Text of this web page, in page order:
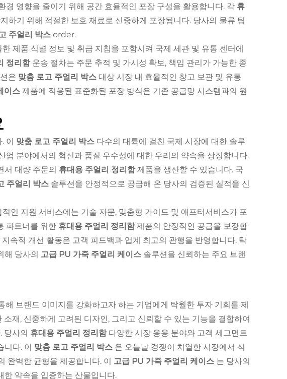
경 영향을 줄이기 위해 공간 효율적인 포장 구성을 활용합니다. 각 휴
하기 위해 적절한 보호 재료로 신중하게 포장됩니다. 당사의 물류 팀
주얼리 박스 order.
제품 식별 정보 및 취급 지침을 포함시켜 국제 세관 및 유통 센터에
정리함 운송 절차는 주문 추적 및 가시성 확보, 책임 관리가 가능한 종
은 맞춤 로고 주얼리 박스 대상 시장 내 효율적인 창고 보관 및 유통
이스 제품에 적용된 표준화된 포장 방식은 기존 공급망 시스템과의 원
이 맞춤 로고 주얼리 박스 다수의 대륙에 걸친 국제 시장에 대한 솔루
업 분야에서의 혁신과 품질 우수성에 대한 우리의 약속을 상징합니다.
서 대량 주문의 휴대용 주얼리 정리함제품을 생산할 수 있습니다. 국
주얼리 박스 솔루션을 안정적으로 공급해 온 당사의 검증된 실적을 신
인 지원 서비스에는 기술 자문, 맞춤형 가이드 및 애프터서비스가 포
파트너를 위한 휴대용 주얼리 정리함제품의 안정적인 공급을 보장합
속적 개선 활동은 고객 피드백과 업계 최고의 관행을 반영합니다. 탁
해 당사의 고급 PU 가죽 주얼리 케이스 솔루션을 신뢰하는 주요 브랜
해 브랜드 이미지를 강화하고자 하는 기업에게 탁월한 투자 기회를 제
소재, 신중하게 고려된 디자인, 그리고 신뢰할 수 있는 기능을 결합하여
당사의 휴대용 주얼리 정리함 다양한 시장 응용 분야와 고객 세그먼트
다. 이 맞춤 로고 주얼리 박스 은 오늘날 경쟁이 치열한 시장에서 식
완벽한 균형을 제공합니다. 이 고급 PU 가죽 주얼리 케이스 는 당사의
한 약속을 입증하는 산물입니다.